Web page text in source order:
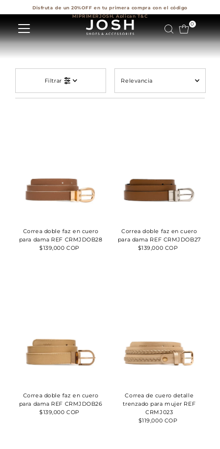
Disfruta de un 20%OFF en tu primera compra con el código
MIPRIMERJOSH. Aplican T&C
0
Filtrar
Características
Precio, menor a
mayor
Precio, mayor a
a reciente
Fecha: reciente a
Correa doble faz en cuero
para dama REF CRMJDOB28
Precio
$139,000 COP
Correa doble faz en cuero
para dama REF CRMJDOB27
Precio
$139,000 COP
Correa doble faz en cuero
para dama REF CRMJDOB26
Precio
$139,000 COP
Correa de cuero detalle
trenzado para mujer REF
CRMJ023
Precio
$119,000 COP